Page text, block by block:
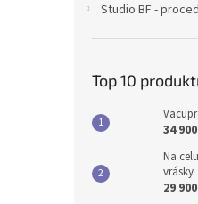
Studio BF -
Top 10
34
Na
vrásky
29